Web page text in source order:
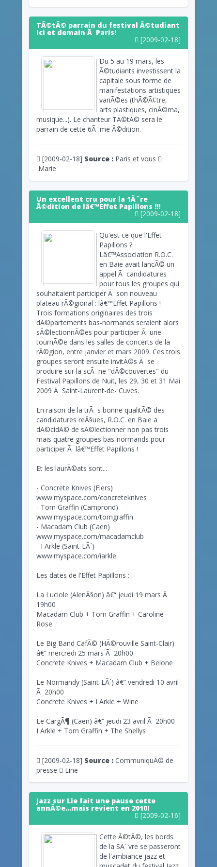
TÃ©tÃ© parrain du festival Ã©tudiant
Ici et demain Ã Paris!
[2009-02-18]
Du 5 au 19 mars, les
Ã©tudiants investissent la
capitale sous forme de
manifestations artistiques
variÃ©es (thÃ©Ã¢tre,
arts plastiques, cinÃ©ma,
musique...). Le chanteur TÃ©tÃ© sera le
parrain de cette 6Ã¨me Ã©dition.
[2009-02-18] Source : Paris et vous
Marie
Un excellent cru pour la 1Ã¨re
Ã©dition de lâ€™Effet Papillons !!!
[2009-02-18]
Qu'est ce que l'Effet
Papillons ?
Lâ€™Association R.O.C.
en Baie avait lancÃ© un
appel Ã candidatures
pour tous les groupes qui
souhaitaient participer Ã son nouveau
plateau rÃ©gional : lâ€™Effet Papillons !
Trois formations originaires des trois
dÃ©partements bas-normands seraient alors
sÃ©lectionnÃ©es pour participer Ã une
tournÃ©e dans les salles de concerts de la
rÃ©gion, entre janvier et mars 2009. Ces trois
groupes seront ensuite invitÃ©s Ã se
produire sur la scÃ¨ne "dÃ©couvertes" du
Festival Papillons de Nuit, les 29, 30 et 31 Mai
2009 Ã Saint-Laurent-de- Cuves.
En raison de la trÃ¨s bonne qualitÃ© des
candidatures reÃ§ues, R.O.C. en Baie a
dÃ©cidÃ© de sÃ©lectionner non pas trois
mais quatre groupes bas-normands pour
participer Ã lâ€™Effet Papillons !
Et les laurÃ©ats sont...
- Concrete Knives (Flers)
www.myspace.com/concreteknives
- Tom Graffin (Camprond)
www.myspace.com/tomgraffin
- Macadam Club (Caen)
www.myspace.com/macadamclub
- I Arkle (Saint-LÃ´)
www.myspace.com/iarkle
Les dates de l'Effet Papillons :
La Luciole (AlenÃ§on) â€“ jeudi 19 mars Ã
19h00
Macadam Club + Tom Graffin + Caroline
Rose
Le Big Band CafÃ© (HÃ©rouville Saint-Clair)
â€“ mercredi 25 mars Ã 20h00
Concrete Knives + Macadam Club + Belone
Le Normandy (Saint-LÃ´) â€“ vendredi 10 avril
Ã 20h00
Concrete Knives + I Arkle + Wine
Le CargÃ¶ (Caen) â€“ jeudi 23 avril Ã 20h00
I Arkle + Tom Graffin + The Shellys
[2009-02-18] Source : CommuniquÃ© de
presse
Line
Jazz sur Lie fait une pause cette
annÃ©e...mais revient en 2010!
[2009-02-16]
Cette Ã©tÃ©, les bords
de la SÃ¨vre se passeront
de l'ambiance jazz et